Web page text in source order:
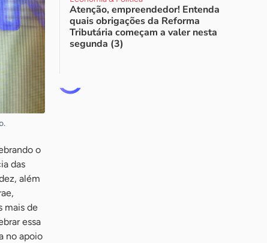
o
das
além
mais de
essa
no apoio
Atenção, empreendedor! Entenda
quais obrigações da Reforma
Tributária começam a valer nesta
segunda (3)